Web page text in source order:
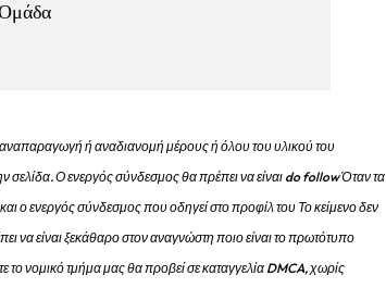
ή αναδιανομή μέρους ή όλου του υλικού του
σελίδα.Ο ενεργός σύνδεσμος θα πρέπει να είναι do follow Όταν τα
ο ενεργός σύνδεσμος που οδηγεί στο προφίλ του Το κείμενο δεν
να είναι ξεκάθαρο στον αναγνώστη ποιο είναι το πρωτότυπο
το νομικό τμήμα μας θα προβεί σε καταγγελία DMCA, χωρίς